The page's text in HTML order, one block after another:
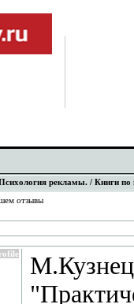
рекламы. / Книги по
отзывы